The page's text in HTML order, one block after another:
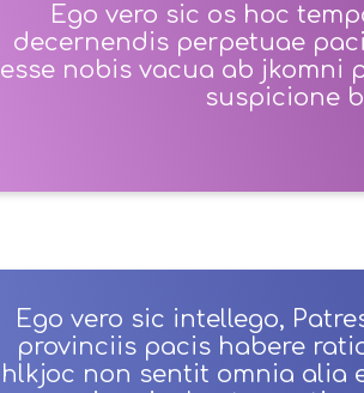
Ego vero sic os hoc
decernendis perpetuae
esse nobis vacua ab jkomni
suspicione
Ego vero sic intellego,
provinciis pacis habere
hlkjoc non sentit omnia alia